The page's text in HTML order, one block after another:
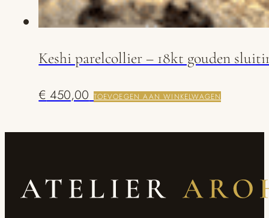
Keshi parelcollier – 18kt gouden
€ 450,00 TOEVOEGEN AAN WINKELWAGEN